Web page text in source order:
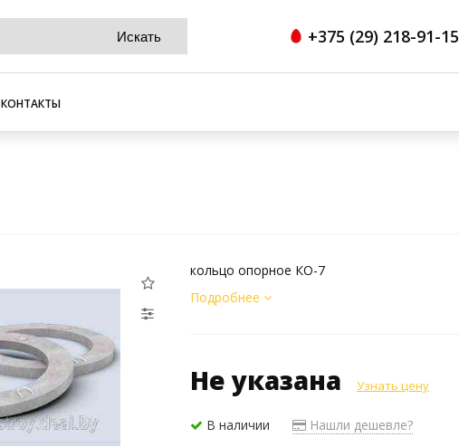
+375 (29) 218-91-15
КОНТАКТЫ
кольцо опорное КО-7
Подробнее
Не указана Узнать цену
В наличии Нашли дешевле?